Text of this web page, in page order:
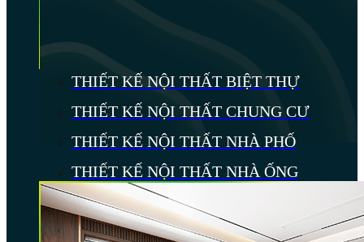
THIẾT KẾ NỘI THẤT BIỆT THỰ
THIẾT KẾ NỘI THẤT CHUNG CƯ
THIẾT KẾ NỘI THẤT NHÀ PHỐ
THIẾT KẾ NỘI THẤT NHÀ ỐNG